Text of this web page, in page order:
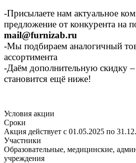
-Присылаете нам актуальное
предложение от конкурента на
mail@furnizab.ru
-Мы подбираем аналогичный
ассортимента
-Даём дополнительную скидку
становится ещё ниже!
Условия акции
Сроки
Акция действует с 01.05.2025 по
Участники
Образовательные, медицинские,
учреждения